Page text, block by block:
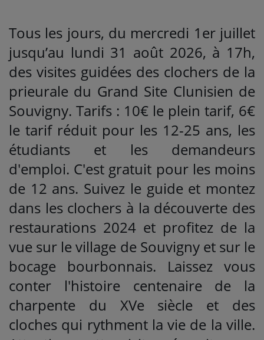
Tous les jours, du mercredi 1er juillet
jusqu’au lundi 31 août 2026, à 17h,
des visites guidées des clochers de la
prieurale du Grand Site Clunisien de
Souvigny. Tarifs : 10€ le plein tarif, 6€
le tarif réduit pour les 12-25 ans, les
étudiants et les demandeurs
d'emploi. C'est gratuit pour les moins
de 12 ans. Suivez le guide et montez
dans les clochers à la découverte des
restaurations 2024 et profitez de la
vue sur le village de Souvigny et sur le
bocage bourbonnais. Laissez vous
conter l'histoire centenaire de la
charpente du XVe siècle et des
cloches qui rythment la vie de la ville.